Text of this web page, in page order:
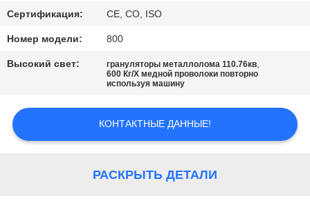
КОНТАКТНЫЕ
ДАННЫЕ
ВСЕ
СЛУЧАИ
Сертификация: CE, CO, ISO
Номер модели: 800
Высокий свет: грануляторы металлолома 110.76кв,
600 Кг/Х медной проволоки повторно
используя машину
КОНТАКТНЫЕ ДАННЫЕ!
РАСКРЫТЬ ДЕТАЛИ